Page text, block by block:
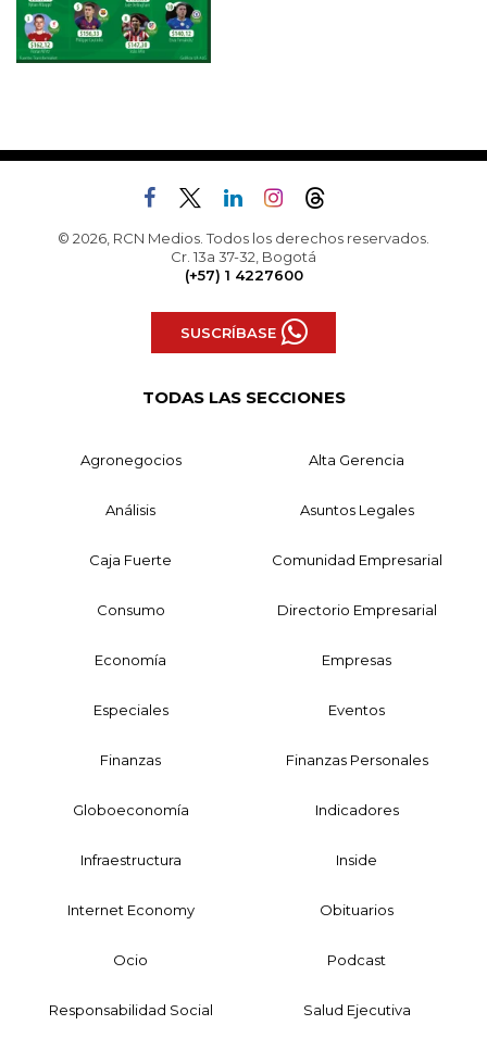
© 2026, RCN Medios. Todos los derechos reservados.
Cr. 13a 37-32, Bogotá
(+57) 1 4227600
SUSCRÍBASE
TODAS LAS SECCIONES
Agronegocios Alta Gerencia
Análisis Asuntos Legales
Caja Fuerte Comunidad Empresarial
Consumo Directorio Empresarial
Economía Empresas
Especiales Eventos
Finanzas Finanzas Personales
Globoeconomía Indicadores
Infraestructura Inside
Internet Economy Obituarios
Ocio Podcast
Responsabilidad Social Salud Ejecutiva